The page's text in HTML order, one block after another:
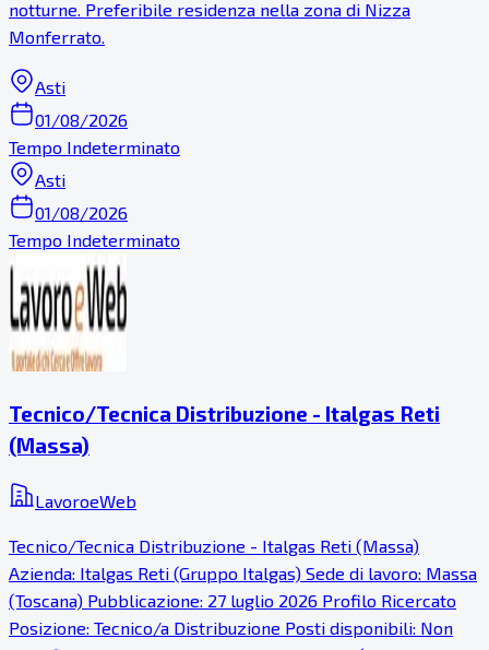
notturne. Preferibile residenza nella zona di Nizza
Monferrato.
Asti
01/08/2026
Tempo Indeterminato
Asti
01/08/2026
Tempo Indeterminato
Tecnico/Tecnica Distribuzione - Italgas Reti
(Massa)
LavoroeWeb
Tecnico/Tecnica Distribuzione - Italgas Reti (Massa)
Azienda: Italgas Reti (Gruppo Italgas) Sede di lavoro: Massa
(Toscana) Pubblicazione: 27 luglio 2026 Profilo Ricercato
Posizione: Tecnico/a Distribuzione Posti disponibili: Non